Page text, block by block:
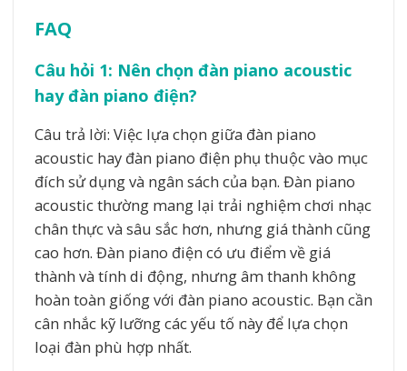
FAQ
Câu hỏi 1: Nên chọn đàn piano acoustic
hay đàn piano điện?
Câu trả lời: Việc lựa chọn giữa đàn piano
acoustic hay đàn piano điện phụ thuộc vào mục
đích sử dụng và ngân sách của bạn. Đàn piano
acoustic thường mang lại trải nghiệm chơi nhạc
chân thực và sâu sắc hơn, nhưng giá thành cũng
cao hơn. Đàn piano điện có ưu điểm về giá
thành và tính di động, nhưng âm thanh không
hoàn toàn giống với đàn piano acoustic. Bạn cần
cân nhắc kỹ lưỡng các yếu tố này để lựa chọn
loại đàn phù hợp nhất.